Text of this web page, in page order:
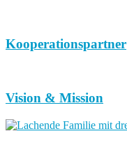
Kooperationspartner
Vision & Mission